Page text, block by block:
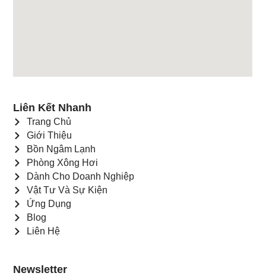
Liên Kết Nhanh
Trang Chủ
Giới Thiệu
Bồn Ngâm Lạnh
Phòng Xông Hơi
Dành Cho Doanh Nghiệp
Vật Tư Và Sự Kiện
Ứng Dụng
Blog
Liên Hệ
Newsletter